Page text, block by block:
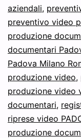
aziendali,
preventivo video
produzione
documentari
Padova Milano
produzione video,
produzione video
documentari,
riprese video
produzione